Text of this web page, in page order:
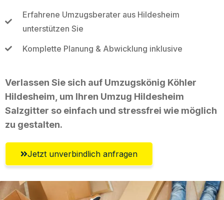
Erfahrene Umzugsberater aus Hildesheim
unterstützen Sie
Komplette Planung & Abwicklung inklusive
Verlassen Sie sich auf Umzugskönig Köhler
Hildesheim, um Ihren Umzug Hildesheim
Salzgitter so einfach und stressfrei wie möglich
zu gestalten.
Jetzt unverbindlich anfragen